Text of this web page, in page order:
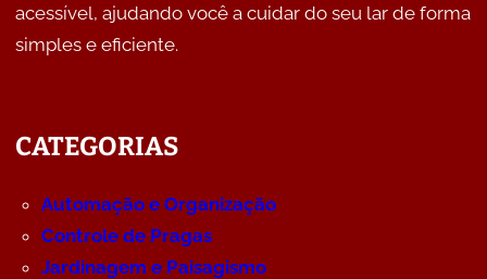
acessível, ajudando você a cuidar do seu lar de forma
simples e eficiente.
CATEGORIAS
Automação e Organização
Controle de Pragas
Jardinagem e Paisagismo